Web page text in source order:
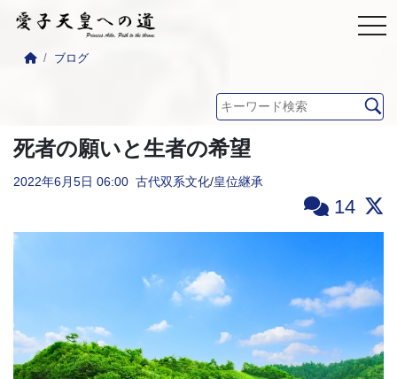
ブログ
死者の願いと生者の希望
2022年6月5日 06:00 古代双系文化/皇位継承
14